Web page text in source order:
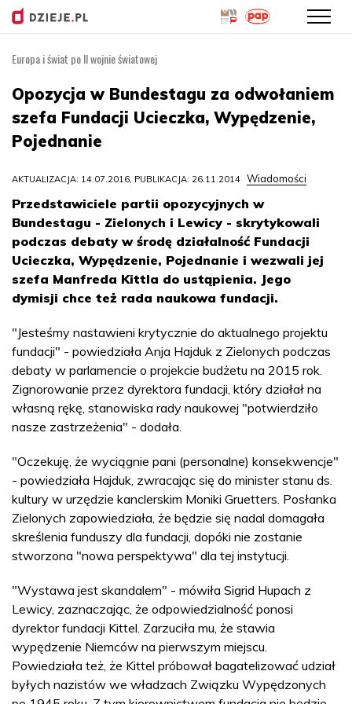
treści
Europa i świat po II wojnie światowej
Opozycja w Bundestagu za odwołaniem
szefa Fundacji Ucieczka, Wypędzenie,
Pojednanie
AKTUALIZACJA: 14.07.2016, PUBLIKACJA: 26.11.2014 Wiadomości
Przedstawiciele partii opozycyjnych w
Bundestagu - Zielonych i Lewicy - skrytykowali
podczas debaty w środę działalność Fundacji
Ucieczka, Wypędzenie, Pojednanie i wezwali jej
szefa Manfreda Kittla do ustąpienia. Jego
dymisji chce też rada naukowa fundacji.
"Jesteśmy nastawieni krytycznie do aktualnego projektu
fundacji" - powiedziała Anja Hajduk z Zielonych podczas
debaty w parlamencie o projekcie budżetu na 2015 rok.
Zignorowanie przez dyrektora fundacji, który działał na
własną rękę, stanowiska rady naukowej "potwierdziło
nasze zastrzeżenia" - dodała.
"Oczekuję, że wyciągnie pani (personalne) konsekwencje"
- powiedziała Hajduk, zwracając się do minister stanu ds.
kultury w urzędzie kanclerskim Moniki Gruetters. Posłanka
Zielonych zapowiedziała, że będzie się nadal domagała
skreślenia funduszy dla fundacji, dopóki nie zostanie
stworzona "nowa perspektywa" dla tej instytucji.
"Wystawa jest skandalem" - mówiła Sigrid Hupach z
Lewicy, zaznaczając, że odpowiedzialność ponosi
dyrektor fundacji Kittel. Zarzuciła mu, że stawia
wypędzenie Niemców na pierwszym miejscu.
Powiedziała też, że Kittel próbował bagatelizować udział
byłych nazistów we władzach Związku Wypędzonych